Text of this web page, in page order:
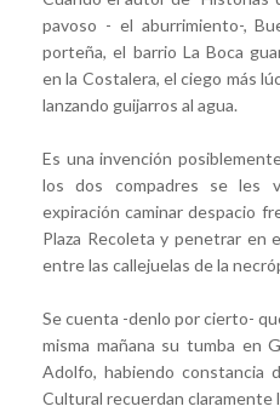
pavoso - el aburrimiento-,
porteña, el barrio La Boca
en la Costalera, el ciego más
lanzando guijarros al agua.
Es una invención
los dos compadres se les
expiración caminar despacio
Plaza Recoleta y penetrar en
entre las callejuelas de la
Se cuenta -denlo por cierto-
misma mañana su tumba en
Adolfo, habiendo constancia
Cultural recuerdan claramente